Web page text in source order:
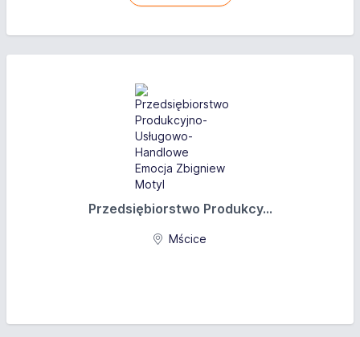
Przedsiębiorstwo Produkcy...
Mścice